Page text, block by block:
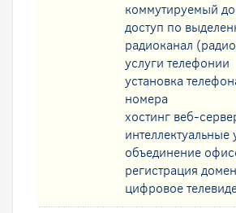
коммутируемый
доступ по
радиоканал
услуги телефонии
установка
номера
хостинг веб-
интеллектуальные
oбъединение
регистрация
цифровое